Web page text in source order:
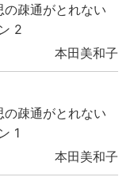
疎通がとれない
2
本田美和子
疎通がとれない
1
本田美和子